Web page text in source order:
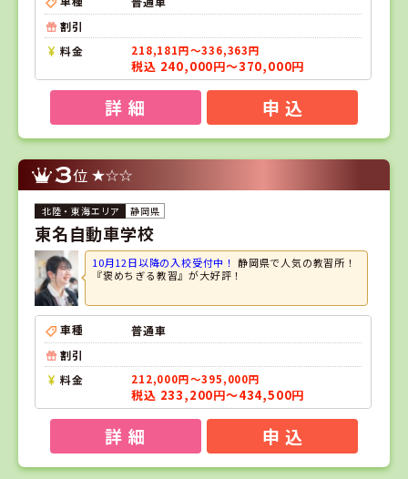
割引
料金
218,181円～336,363円
税込 240,000円～370,000円
詳 細 申 込
3位
静岡県
東名自動車学校
10月12日以降の入校受付中！ 静岡県で人気の教習所！
『褒めちぎる教習』が大好評！
車種
普通車
割引
料金
212,000円～395,000円
税込 233,200円～434,500円
詳 細 申 込